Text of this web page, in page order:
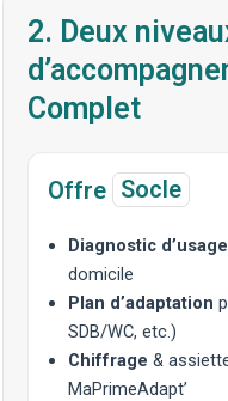
2. Deux
Complet
Offre Socle
Diagnostic d’usage
domicile
Plan d’adaptation
SDB/WC, etc.)
Chiffrage &
MaPrimeAdapt’